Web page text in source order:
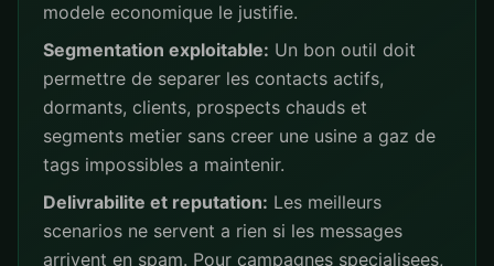
modele economique le justifie.
Segmentation exploitable: Un bon outil doit
permettre de separer les contacts actifs,
dormants, clients, prospects chauds et
segments metier sans creer une usine a gaz de
tags impossibles a maintenir.
Delivrabilite et reputation: Les meilleurs
scenarios ne servent a rien si les messages
arrivent en spam. Pour campagnes specialisees,